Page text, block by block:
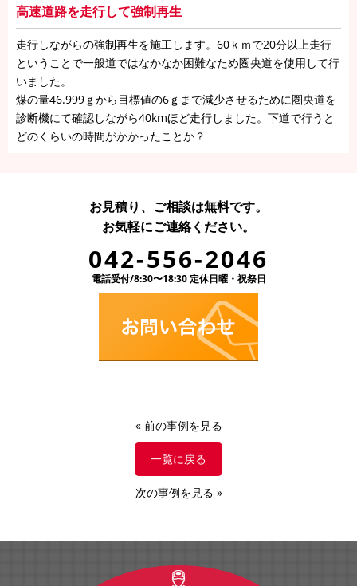
高速道路を走行して強制再生
走行しながらの強制再生を施工します。60ｋｍで20分以上走行
ということで一般道ではなかなか困難なため圏央道を使用して行
いました。
煤の量46.999ｇから目標値の6ｇまで減少させるために圏央道を
診断機にて確認しながら40kmほど走行しました。下道で行うと
どのくらいの時間がかかったことか？
お見積り、ご相談は無料です。
お気軽にご連絡ください。
042-556-2046
電話受付/8:30〜18:30 定休日曜・祝祭日
« 前の事例を見る
一覧に戻る
次の事例を見る »